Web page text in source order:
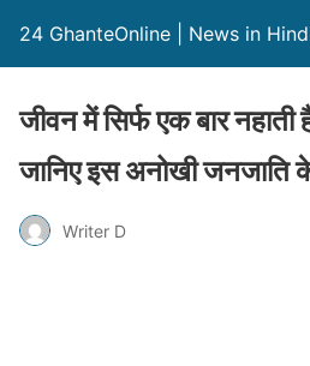
24 GhanteOnline | News in
जीवन में सिर्फ एक बार नहाती
जानिए इस अनोखी जनजाति
Writer D